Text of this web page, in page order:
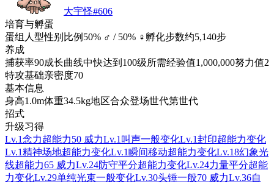
大宇怪#606
培育与孵蛋
蛋组 人型性别比例 50% ♂ / 50% ♀ 孵化步数约5,140步
养成
捕获率90成长曲线中快达到100级所需经验值1,000,000努力值2
特攻基础亲密度70
基本信息
身高1.0m体重34.5kg地区合众登场世代第世代
招式
升级习得
Lv.1念力超能力50 威力Lv.1 叫声一般变化Lv.1封印超能力变化
Lv.1精神场地超能力变化Lv.1瞬间移动超能力变化Lv.18幻象光
线超能力65 威力Lv.24防守平分超能力变化Lv.24力量平分超能
力变化Lv.29单纯光束一般变化Lv.30头锤一般70 威力Lv.36自